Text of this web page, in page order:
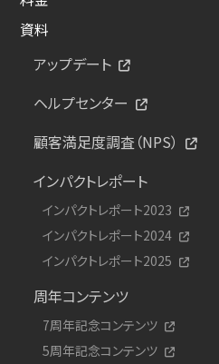
資料
アップデート
ヘルプセンター
顧客満足度調査（NPS）
インパクトレポート
インパクトレポート2023
インパクトレポート2024
インパクトレポート2025
周年コンテンツ
7周年記念コンテンツ
5周年記念コンテンツ